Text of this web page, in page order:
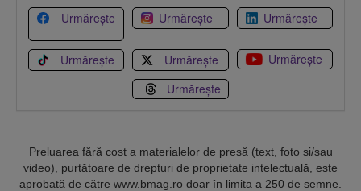
Urmărește Urmărește Urmărește
Urmărește Urmărește
Urmărește
Urmărește
Preluarea fără cost a materialelor de presă (text, foto si/sau
video), purtătoare de drepturi de proprietate intelectuală, este
aprobată de către www.bmag.ro doar în limita a 250 de semne.